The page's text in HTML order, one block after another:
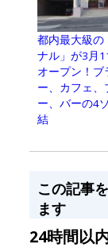
都内最大級の
ナル」が3月
オープン！ブ
ー、カフェ、
ー、バーの4
結
この記事
ます
24時間以